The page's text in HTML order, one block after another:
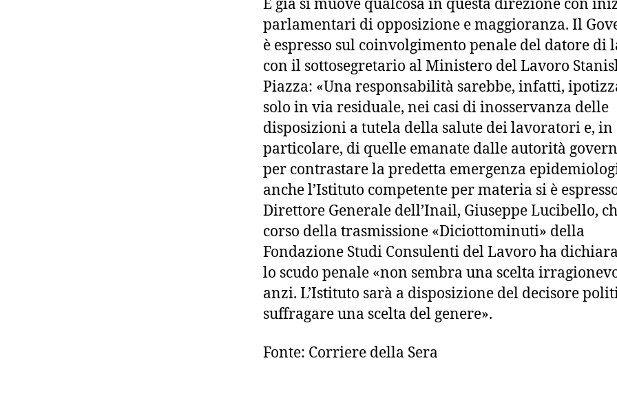
E già si muove qualcosa in questa direzione con
parlamentari di opposizione e maggioranza. Il
è espresso sul coinvolgimento penale del datore di
con il sottosegretario al Ministero del Lavoro
Piazza: «Una responsabilità sarebbe, infatti,
solo in via residuale, nei casi di inosservanza delle
disposizioni a tutela della salute dei lavoratori e, in
particolare, di quelle emanate dalle autorità
per contrastare la predetta emergenza
anche l’Istituto competente per materia si è
Direttore Generale dell’Inail, Giuseppe Lucibello,
corso della trasmissione «Diciottominuti» della
Fondazione Studi Consulenti del Lavoro ha
lo scudo penale «non sembra una scelta
anzi. L’Istituto sarà a disposizione del decisore
suffragare una scelta del genere».
Fonte: Corriere della Sera